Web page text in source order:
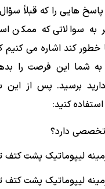
هایی را که قبلاً
به سوالاتی که ممکن
کند اشاره می کنیم
شما این فرصت را
برسید. پس از این
کنید:
تخصصی دارد؟
لیپوماتیک پشت کتف
لیپوماتیک پشت کتف